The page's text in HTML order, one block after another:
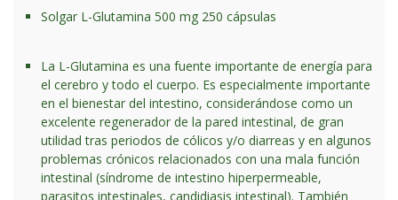
Solgar L-Glutamina 500 mg 250 cápsulas
La L-Glutamina es una fuente importante de energía para
el cerebro y todo el cuerpo. Es especialmente importante
en el bienestar del intestino, considerándose como un
excelente regenerador de la pared intestinal, de gran
utilidad tras periodos de cólicos y/o diarreas y en algunos
problemas crónicos relacionados con una mala función
intestinal (síndrome de intestino hiperpermeable,
parasitos intestinales, candidiasis intestinal). También